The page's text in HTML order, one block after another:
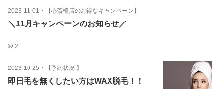
2023-11-01 ・ 【心斎橋店のお得なキャンペーン】
＼11月キャンペーンのお知らせ／
2
2023-10-25 ・ 【予約状況 】
即日毛を無くしたい方はWAX脱毛！！